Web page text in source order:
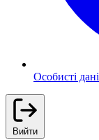
Особисті дані
Вийти